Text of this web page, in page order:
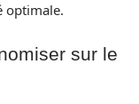
optimale.
sur le